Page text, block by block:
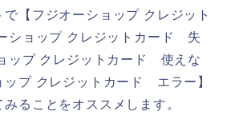
【フジオーショップ クレジット
ショップ クレジットカード 失
ップ クレジットカード 使えな
ップ クレジットカード エラー】
ることをオススメします。